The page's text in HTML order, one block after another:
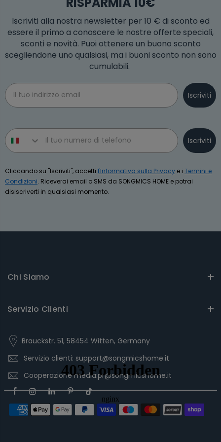
Iscriviti alla nostra newsletter per 10 € di sconto ed
essere il primo a conoscere le nostre offerte speciali,
sconti e novità. Puoi ottenere un buono sconto
scegliendone uno qualsiasi, ma i buoni sconto non sono
cumulabili.
Email
Iscriviti
Phone number
Iscriviti
Cliccando su "Iscriviti", accetti l'Informativa sulla Privacy e i Termini e
Condizioni. Riceverai email o SMS da SONGMICS HOME e potrai
disiscriverti in qualsiasi momento.
Chi Siamo
Servizio Clienti
Brauckstr. 51, 58454 Witten, Germany
Servizio clienti: support@songmicshome.it
Cooperazione media:pr@songmicshome.it